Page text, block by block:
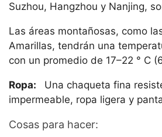
Suzhou, Hangzhou y Nanjing,
Las áreas montañosas, como
Amarillas, tendrán una
con un promedio de 17–22 ° C
Ropa:
Una chaqueta fina
impermeable, ropa ligera y
Cosas para hacer: